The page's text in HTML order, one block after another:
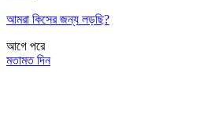
আমরা কিসের জন্য লড়ছি?
আগে পরে
মতামত দিন